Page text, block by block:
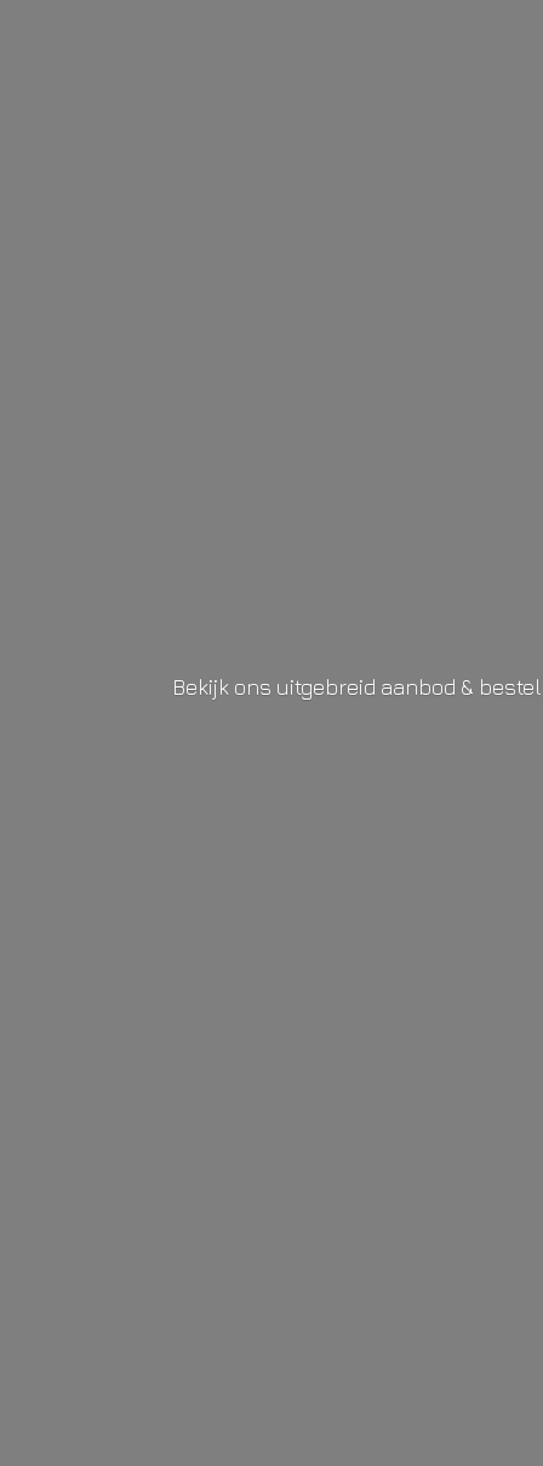
Bekijk ons uitgebreid aanbod & bestel